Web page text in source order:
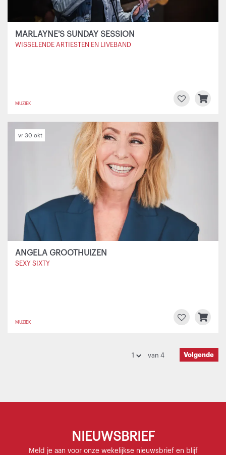
MARLAYNE'S SUNDAY SESSION
WISSELENDE ARTIESTEN EN LIVEBAND
MUZIEK
ANGELA GROOTHUIZEN
SEXY SIXTY
vr 30 okt
MUZIEK
van 4 Volgende
NIEUWSBRIEF
Meld je aan voor onze wekelijkse nieuwsbrief en blijf